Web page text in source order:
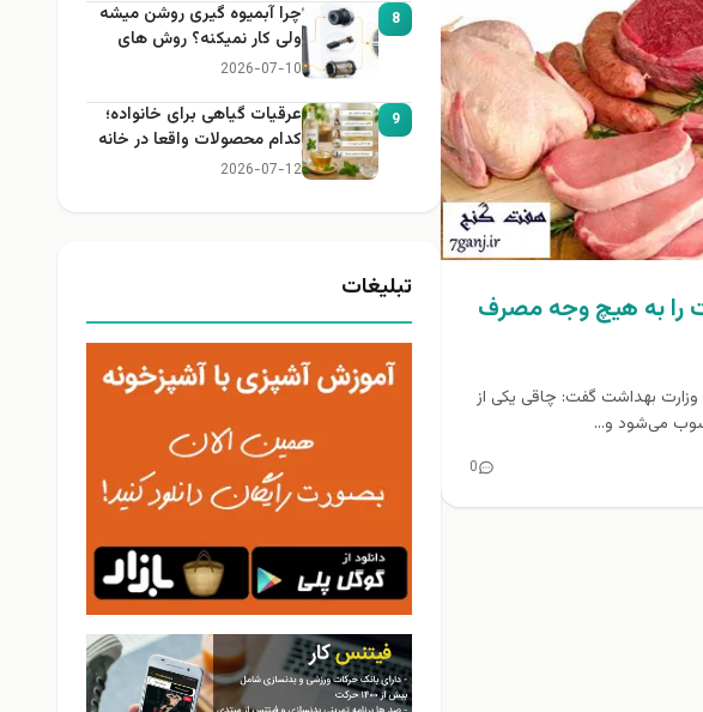
را به هيچ وجه مصرف
وزارت بهداشت گفت: چاقی یکی از
می‌شود و...
0
8
چرا آبمیوه گیری روشن میشه
ولی کار نمیکنه؟ روش های
عیب یابی
2026-07-10
9
عرقیات گیاهی برای خانواده؛
کدام محصولات واقعا در خانه
کاربرد دارند؟
2026-07-12
تبلیغات